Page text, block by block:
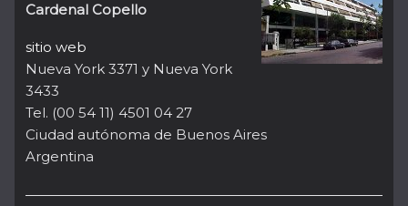
Cardenal Copello
sitio web
Nueva York 3371 y Nueva York
3433
Tel. (00 54 11) 4501 04 27
Ciudad autónoma de Buenos Aires
Argentina